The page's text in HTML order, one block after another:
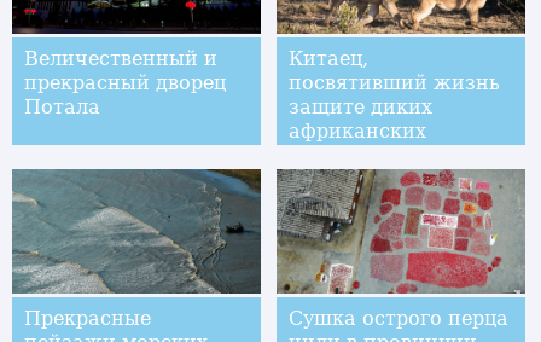
Величественный и
прекрасный дворец
Потала
Китаец,
посвятивший жизнь
защите диких
африканских
Прекрасные
Сушка острого перца